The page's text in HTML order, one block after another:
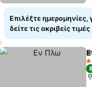
Επιλέξτε ημερομηνίες,
δείτε τις ακριβείς τιμές
3